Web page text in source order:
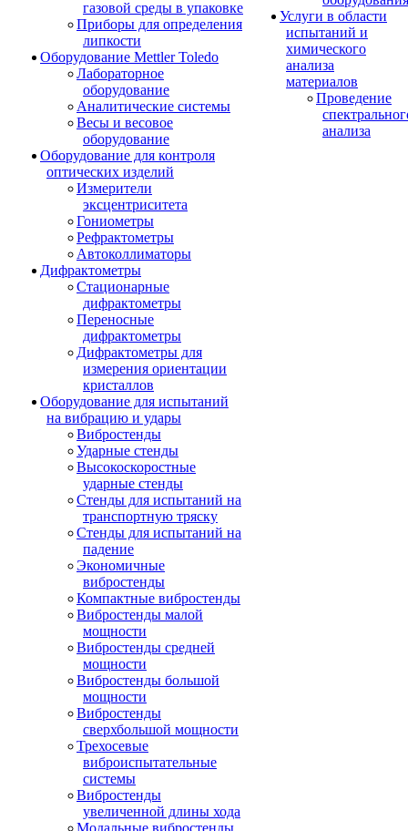
газовой среды в упаковке
Приборы для определения
липкости
Оборудование Mettler Toledo
Лабораторное
оборудование
Аналитические системы
Весы и весовое
оборудование
Оборудование для контроля
оптических изделий
Измерители
эксцентриситета
Гониометры
Рефрактометры
Автоколлиматоры
Дифрактометры
Стационарные
дифрактометры
Переносные
дифрактометры
Дифрактометры для
измерения ориентации
кристаллов
Оборудование для испытаний
на вибрацию и удары
Вибростенды
Ударные стенды
Высокоскоростные
ударные стенды
Стенды для испытаний на
транспортную тряску
Стенды для испытаний на
падение
Экономичные
вибростенды
Компактные вибростенды
Вибростенды малой
мощности
Вибростенды средней
мощности
Вибростенды большой
мощности
Вибростенды
сверхбольшой мощности
Трехосевые
виброиспытательные
системы
Вибростенды
увеличенной длины хода
Модальные вибростенды
Услуги в области
испытаний и
химического
анализа
материалов
Проведение
анализа